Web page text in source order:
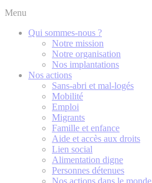
Menu
Qui sommes-nous ?
Notre mission
Notre organisation
Nos implantations
Nos actions
Sans-abri et mal-logés
Mobilité
Emploi
Migrants
Famille et enfance
Aide et accès aux droits
Lien social
Alimentation digne
Personnes détenues
Nos actions dans le monde